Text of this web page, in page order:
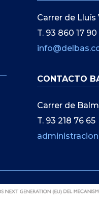
Carrer de Lluís
T. 93 860 17 90
CONTACTO
Carrer de
T. 93 218 76 65